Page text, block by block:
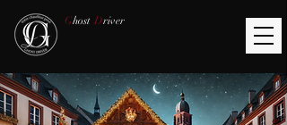
Ghost Driver